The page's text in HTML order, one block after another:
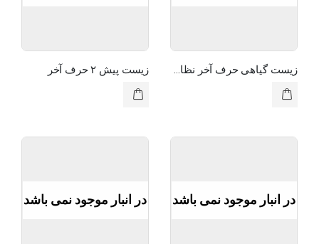
زیست گیاهی حرف آخر نظام قدیم زیست پیش ۲ حرف آخر
در انبار موجود نمی باشد در انبار موجود نمی باشد